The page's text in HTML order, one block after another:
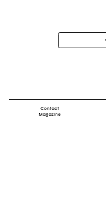
Navigation
Contact
Magazine